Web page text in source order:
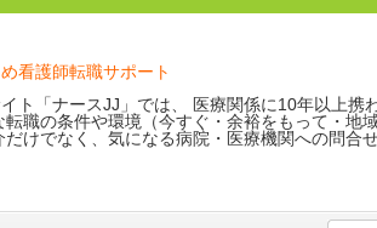
看護師転職サポート
ト「ナースJJ」では、 医療関係に10年以上携
職の条件や環境（今すぐ・余裕をもって・地
けでなく、気になる病院・医療機関への問合